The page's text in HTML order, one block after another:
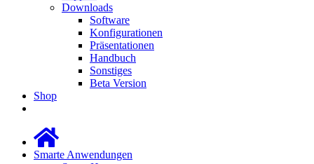
Downloads
Software
Konfigurationen
Präsentationen
Handbuch
Sonstiges
Beta Version
Shop
Smarte Anwendungen